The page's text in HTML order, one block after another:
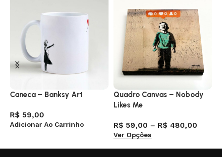
Caneca – Banksy Art
R$ 59,00
Adicionar Ao Carrinho
Quadro Canvas – Nobody
Likes Me
R$ 59,00 – R$ 480,00
Ver Opções